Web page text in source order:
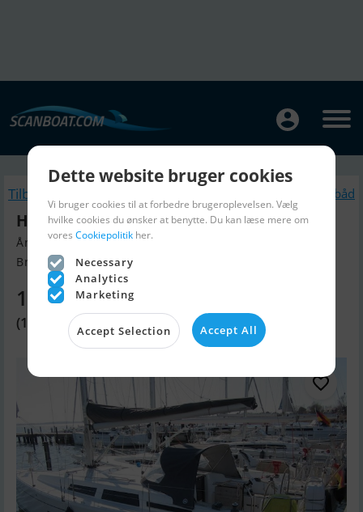
Tilbage Lignende Sejlbåd
Hanse 348
Årgang 2022, Sejlbåd til salg
Breege, Tyskland
1.030.190 DKK
(138.000 EUR)
Dette website bruger cookies
Vi bruger cookies til at forbedre brugeroplevelsen. Vælg
hvilke cookies du ønsker at benytte. Du kan læse mere om
vores Cookiepolitik her.
Necessary
Analytics
Marketing
Accept Selection Accept All